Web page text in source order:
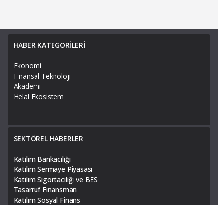
HABER KATEGORİLERİ
Ekonomi
Finansal Teknoloji
Akademi
Helal Ekosistem
SEKTÖREL HABERLER
Katılım Bankacılığı
Katılım Sermaye Piyasası
Katılım Sigortacılığı ve BES
Tasarruf Finansman
Katılım Sosyal Finans